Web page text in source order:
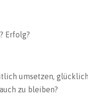
Erfolg?
umsetzen,
zu bleiben?